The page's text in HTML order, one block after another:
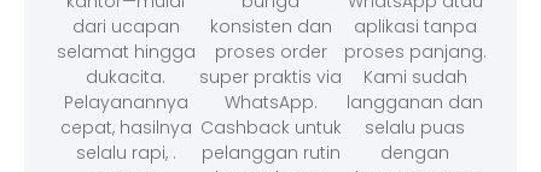
dari ucapan
selamat hingga
dukacita.
Pelayanannya
cepat, hasilnya
selalu rapi, .
konsisten dan
proses order
super praktis via
WhatsApp.
Cashback untuk
pelanggan rutin
aplikasi tanpa
proses panjang.
Kami sudah
langganan dan
selalu puas
dengan